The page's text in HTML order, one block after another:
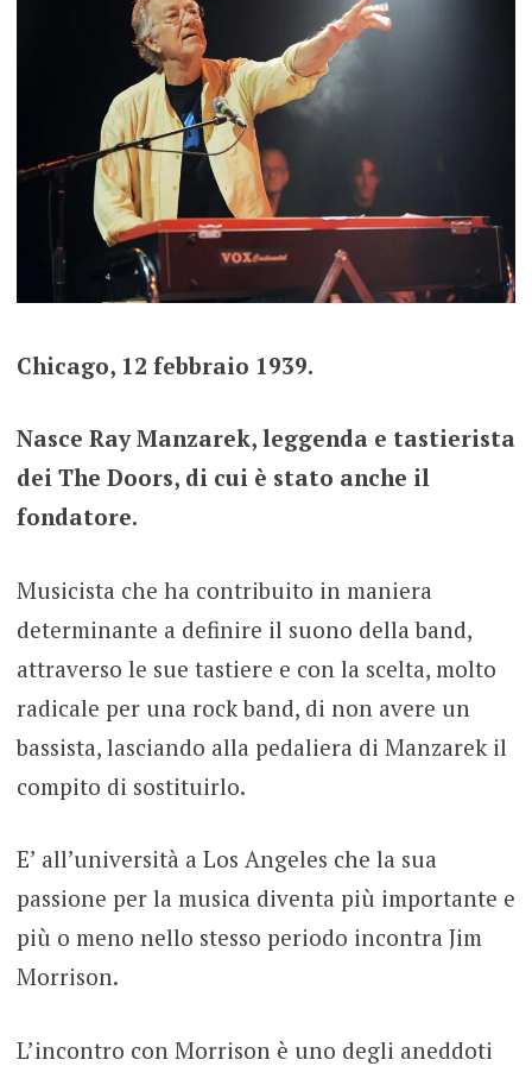
Chicago, 12 febbraio 1939.
Nasce Ray Manzarek, leggenda e tastierista
dei The Doors, di cui è stato anche il
fondatore.
Musicista che ha contribuito in maniera
determinante a definire il suono della band,
attraverso le sue tastiere e con la scelta, molto
radicale per una rock band, di non avere un
bassista, lasciando alla pedaliera di Manzarek il
compito di sostituirlo.
E’ all’università a Los Angeles che la sua
passione per la musica diventa più importante e
più o meno nello stesso periodo incontra Jim
Morrison.
L’incontro con Morrison è uno degli aneddoti